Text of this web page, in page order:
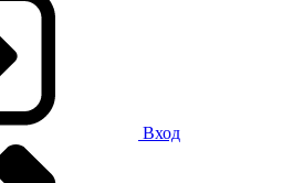
Вход